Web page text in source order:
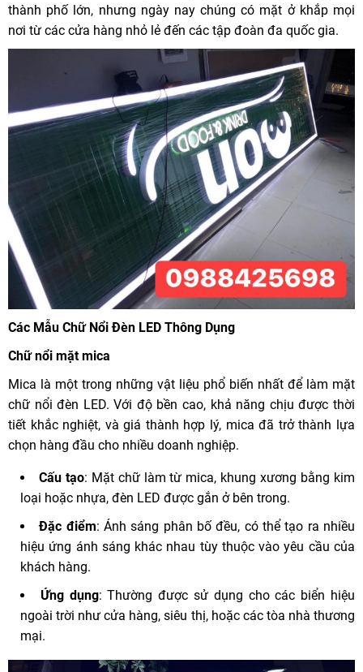
thành phố lớn, nhưng ngày nay chúng có mặt ở khắp mọi
nơi từ các cửa hàng nhỏ lẻ đến các tập đoàn đa quốc gia.
Các Mẫu Chữ Nổi Đèn LED Thông Dụng
Chữ nổi mặt mica
Mica là một trong những vật liệu phổ biến nhất để làm mặt
chữ nổi đèn LED. Với độ bền cao, khả năng chịu được thời
tiết khắc nghiệt, và giá thành hợp lý, mica đã trở thành lựa
chọn hàng đầu cho nhiều doanh nghiệp.
Cấu tạo: Mặt chữ làm từ mica, khung xương bằng kim
loại hoặc nhựa, đèn LED được gắn ở bên trong.
Đặc điểm: Ánh sáng phân bố đều, có thể tạo ra nhiều
hiệu ứng ánh sáng khác nhau tùy thuộc vào yêu cầu của
khách hàng.
Ứng dụng: Thường được sử dụng cho các biển hiệu
ngoài trời như cửa hàng, siêu thị, hoặc các tòa nhà thương
mại.